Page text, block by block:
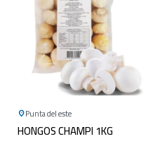
Punta del este
HONGOS CHAMPI 1KG